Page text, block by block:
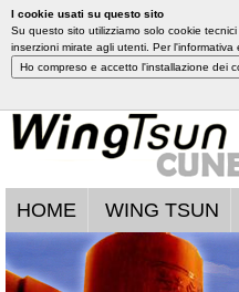
I cookie usati su questo sito
Su questo sito utilizziamo solo cookie
inserzioni mirate agli utenti. Per l'informativa
HOME WING TSUN